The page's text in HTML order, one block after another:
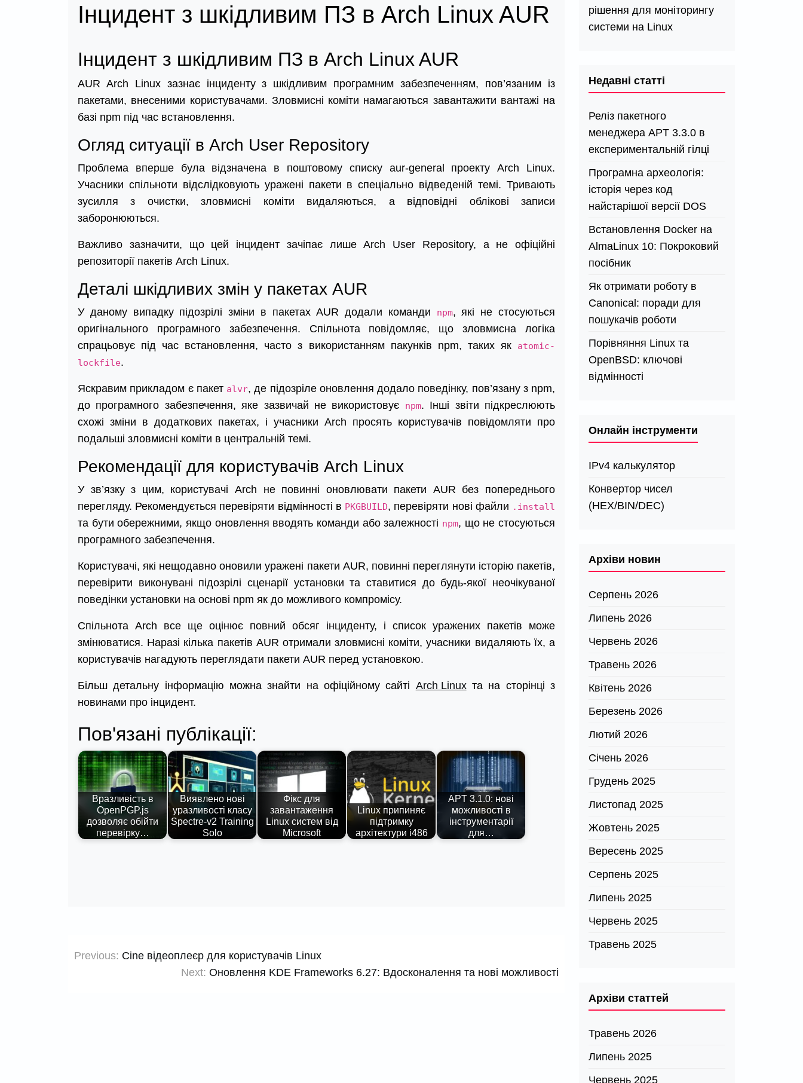
Інцидент з шкідливим ПЗ в Arch Linux AUR
Інцидент з шкідливим ПЗ в Arch Linux AUR
AUR Arch Linux зазнає інциденту з шкідливим програмним забезпеченням, пов’язаним із
пакетами, внесеними користувачами. Зловмисні коміти намагаються завантажити вантажі на
базі npm під час встановлення.
Огляд ситуації в Arch User Repository
Проблема вперше була відзначена в поштовому списку aur-general проекту Arch Linux.
Учасники спільноти відслідковують уражені пакети в спеціально відведеній темі. Тривають
зусилля з очистки, зловмисні коміти видаляються, а відповідні облікові записи
заборонюються.
Важливо зазначити, що цей інцидент зачіпає лише Arch User Repository, а не офіційні
репозиторії пакетів Arch Linux.
Деталі шкідливих змін у пакетах AUR
У даному випадку підозрілі зміни в пакетах AUR додали команди npm, які не стосуються
оригінального програмного забезпечення. Спільнота повідомляє, що зловмисна логіка
спрацьовує під час встановлення, часто з використанням пакунків npm, таких як
atomic-
lockfile.
Яскравим прикладом є пакет alvr, де підозріле оновлення додало поведінку, пов’язану з npm,
до програмного забезпечення, яке зазвичай не використовує
npm. Інші звіти підкреслюють
схожі зміни в додаткових пакетах, і учасники Arch просять користувачів повідомляти про
подальші зловмисні коміти в центральній темі.
Рекомендації для користувачів Arch Linux
У зв’язку з цим, користувачі Arch не повинні оновлювати пакети AUR без попереднього
перегляду. Рекомендується перевіряти відмінності в PKGBUILD, перевіряти нові файли .install
та бути обережними, якщо оновлення вводять команди або залежності npm, що не стосуються
програмного забезпечення.
Користувачі, які нещодавно оновили уражені пакети AUR, повинні переглянути історію пакетів,
перевірити виконувані підозрілі сценарії установки та ставитися до будь-якої неочікуваної
поведінки установки на основі npm як до можливого компромісу.
Спільнота Arch все ще оцінює повний обсяг інциденту, і список уражених пакетів може
змінюватися. Наразі кілька пакетів AUR отримали зловмисні коміти, учасники видаляють їх, а
користувачів нагадують переглядати пакети AUR перед установкою.
Більш детальну інформацію можна знайти на офіційному сайті Arch Linuxта на сторінці з
новинами про інцидент.
Пов'язані публікації:
Вразливість в
OpenPGP.js
дозволяє обійти
перевірку…
Виявлено нові
уразливості класу
Spectre-v2 Training
Solo
Фікс для
завантаження
Linux систем від
Microsoft
Linux припиняє
підтримку
архітектури i486
APT 3.1.0: нові
можливості в
інструментарії
для…
Навігація
Previous: Cine відеоплеєр для користувачів Linux
Next: Оновлення KDE Frameworks 6.27: Вдосконалення та нові можливості
рішення для моніторингу
системи на Linux
Недавні статті
Реліз пакетного
менеджера APT 3.3.0 в
експериментальній гілці
Програмна археологія:
історія через код
найстарішої версії DOS
Встановлення Docker на
AlmaLinux 10: Покроковий
посібник
Як отримати роботу в
Canonical: поради для
пошукачів роботи
Порівняння Linux та
OpenBSD: ключові
відмінності
Онлайн інструменти
IPv4 калькулятор
Конвертор чисел
(HEX/BIN/DEC)
Архіви новин
Серпень 2026
Липень 2026
Червень 2026
Травень 2026
Квітень 2026
Березень 2026
Лютий 2026
Січень 2026
Грудень 2025
Листопад 2025
Жовтень 2025
Вересень 2025
Серпень 2025
Липень 2025
Червень 2025
Травень 2025
Архіви статтей
Травень 2026
Липень 2025
Червень 2025